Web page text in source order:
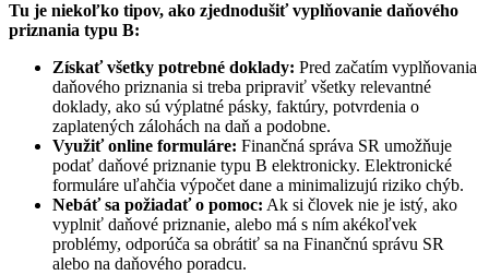
Tu je niekoľko tipov, ako zjednodušiť vyplňovanie daňového
priznania typu B:
Získať všetky potrebné doklady: Pred začatím vyplňovania
daňového priznania si treba pripraviť všetky relevantné
doklady, ako sú výplatné pásky, faktúry, potvrdenia o
zaplatených zálohách na daň a podobne.
Využiť online formuláre: Finančná správa SR umožňuje
podať daňové priznanie typu B elektronicky. Elektronické
formuláre uľahčia výpočet dane a minimalizujú riziko chýb.
Nebáť sa požiadať o pomoc: Ak si človek nie je istý, ako
vyplniť daňové priznanie, alebo má s ním akékoľvek
problémy, odporúča sa obrátiť sa na Finančnú správu SR
alebo na daňového poradcu.